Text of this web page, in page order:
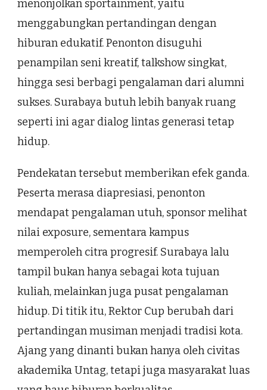
menonjolkan sportainment, yaitu
menggabungkan pertandingan dengan
hiburan edukatif. Penonton disuguhi
penampilan seni kreatif, talkshow singkat,
hingga sesi berbagi pengalaman dari alumni
sukses. Surabaya butuh lebih banyak ruang
seperti ini agar dialog lintas generasi tetap
hidup.
Pendekatan tersebut memberikan efek ganda.
Peserta merasa diapresiasi, penonton
mendapat pengalaman utuh, sponsor melihat
nilai exposure, sementara kampus
memperoleh citra progresif. Surabaya lalu
tampil bukan hanya sebagai kota tujuan
kuliah, melainkan juga pusat pengalaman
hidup. Di titik itu, Rektor Cup berubah dari
pertandingan musiman menjadi tradisi kota.
Ajang yang dinanti bukan hanya oleh civitas
akademika Untag, tetapi juga masyarakat luas